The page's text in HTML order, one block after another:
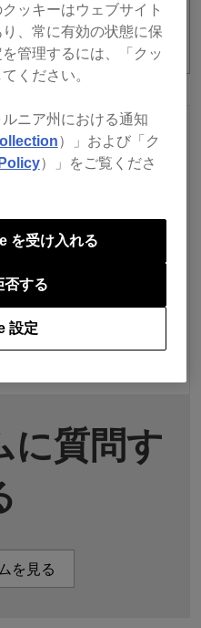
同時に使えます
に質問す
を見る
ッキーはウェブサイト
、常に有効の状態に保
管理するには、「クッ
ください。
ニア州における通知
）」および「ク
）」をご覧くださ
設定
否する
を受け入れる